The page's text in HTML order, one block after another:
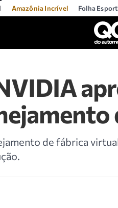
Amazônia Incrível Folha
de fábrica